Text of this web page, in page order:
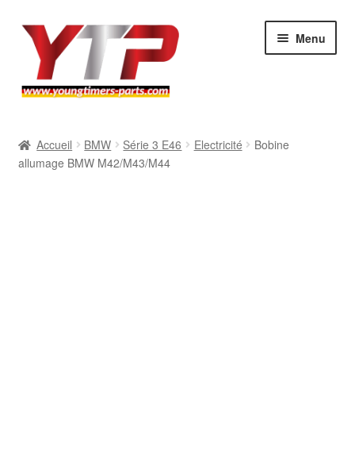
Aller
navigation
Aller
contenu
Menu
BMW
Accueil BMW Série 3 E46 Electricité
Bobine
allumage BMW M42/M43/M44